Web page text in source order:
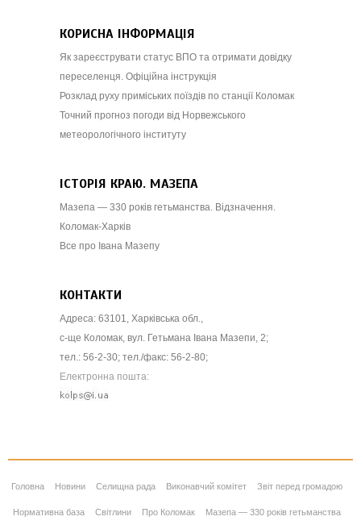
КОРИСНА ІНФОРМАЦІЯ
Як зареєструвати статус ВПО та отримати довідку
переселенця. Офіційна інструкція
Розклад руху приміських поїздів по станції Коломак
Точний прогноз погоди від Норвежського
метеорологічного інституту
ІСТОРІЯ КРАЮ. МАЗЕПА
Мазепа — 330 років гетьманства. Відзначення.
Коломак-Харків
Все про Івана Мазепу
КОНТАКТИ
Адреса: 63101, Харківська обл.,
с-ще Коломак, вул. Гетьмана Івана Мазепи, 2;
тел.: 56-2-30; тел./факс: 56-2-80;
Електронна пошта:
Головна Новини Селищна рада Виконавчий комітет Звіт перед громадою
Нормативна база Світлини Про Коломак Мазепа — 330 років гетьманства